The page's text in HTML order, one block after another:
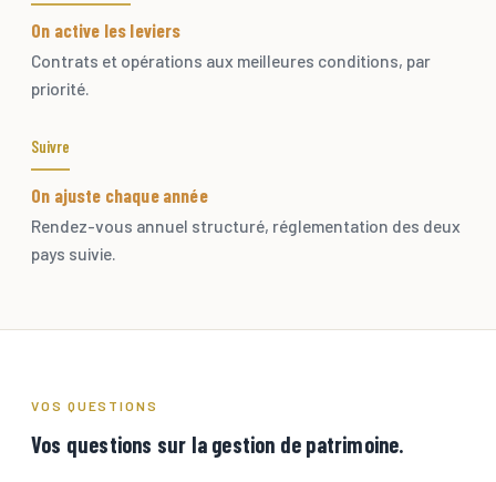
On active les leviers
Contrats et opérations aux meilleures conditions, par
priorité.
Suivre
On ajuste chaque année
Rendez-vous annuel structuré, réglementation des deux
pays suivie.
VOS QUESTIONS
Vos questions sur la gestion de patrimoine.